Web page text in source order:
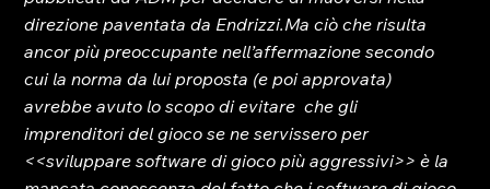
direzione paventata da Endrizzi.Ma ciò che risulta
ancor più preoccupante nell’affermazione secondo
cui la norma da lui proposta (e poi approvata)
avrebbe avuto lo scopo di evitare  che gli
imprenditori del gioco se ne servissero per
<<sviluppare software di gioco più aggressivi>> è la